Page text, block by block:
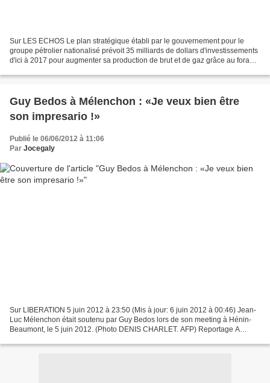
Sur LES ECHOS Le plan stratégique établi par le gouvernement pour le
groupe pétrolier nationalisé prévoit 35 milliards de dollars d'investissements
d'ici à 2017 pour augmenter sa production de brut et de gaz grâce au forage
Guy Bedos à Mélenchon : «Je veux bien être
son impresario !»
Publié le 06/06/2012 à 11:06
Par Jocegaly
Sur LIBERATION 5 juin 2012 à 23:50 (Mis à jour: 6 juin 2012 à 00:46) Jean-
Luc Mélenchon était soutenu par Guy Bedos lors de son meeting à Hénin-
Beaumont, le 5 juin 2012. (Photo DENIS CHARLET. AFP) Reportage A